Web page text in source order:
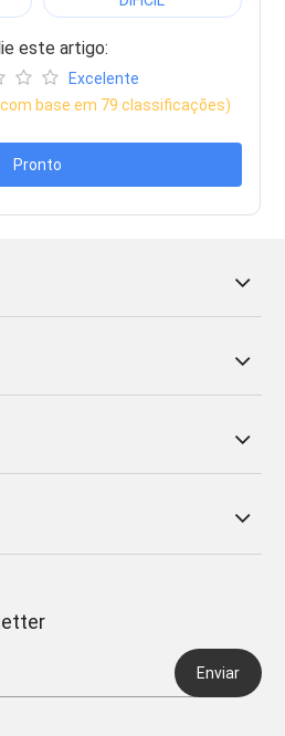
este artigo:
Excelente
base em 79 classificações)
Pronto
Enviar